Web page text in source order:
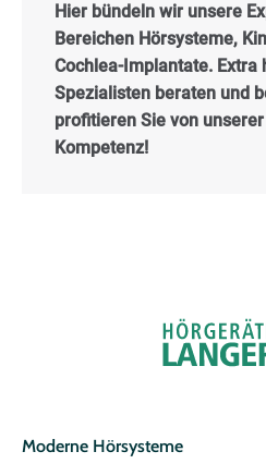
Hier bündeln wir unsere
Bereichen Hörsysteme,
Cochlea-Implantate.
Spezialisten beraten und
profitieren Sie von
Kompetenz!
Moderne Hörsysteme